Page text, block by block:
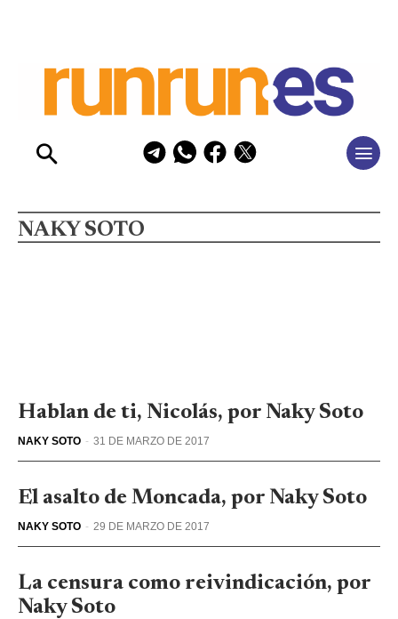
NAKY SOTO
Hablan de ti, Nicolás, por Naky Soto
NAKY SOTO - 31 DE MARZO DE 2017
El asalto de Moncada, por Naky Soto
NAKY SOTO - 29 DE MARZO DE 2017
La censura como reivindicación, por
Naky Soto